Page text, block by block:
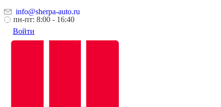
info@sherpa-auto.ru
пн-пт: 8:00 - 16:40
Войти